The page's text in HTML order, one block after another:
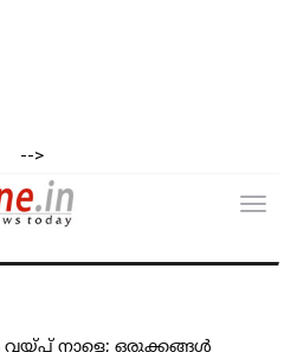
-->
വയ്പ് നാളെ; ഒരുക്കങ്ങൾ